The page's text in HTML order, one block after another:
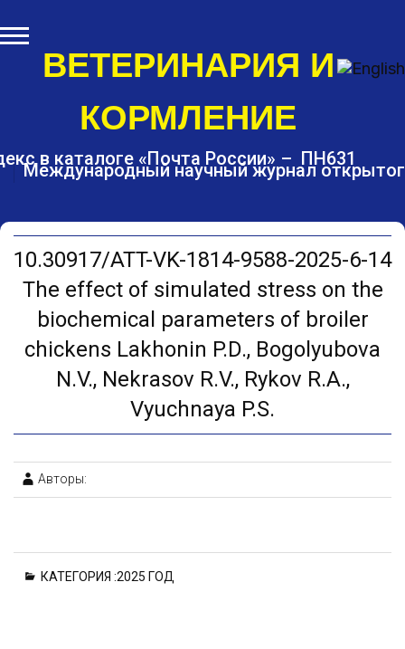
k
i
n
n
ВЕТЕРИНАРИЯ И
КОРМЛЕНИЕ
Международный научный журнал
в каталоге «Почта России» – ПН631
10.30917/ATT-VK-1814-9588-2025-6-14
The effect of simulated stress on the
biochemical parameters of broiler
chickens Lakhonin P.D., Bogolyubova
N.V., Nekrasov R.V., Rykov R.A.,
Vyuchnaya P.S.
Авторы:
КАТЕГОРИЯ :2025 ГОД